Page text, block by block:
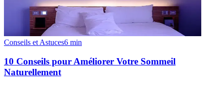
Conseils et Astuces6 min
10 Conseils pour Améliorer Votre Sommeil
Naturellement